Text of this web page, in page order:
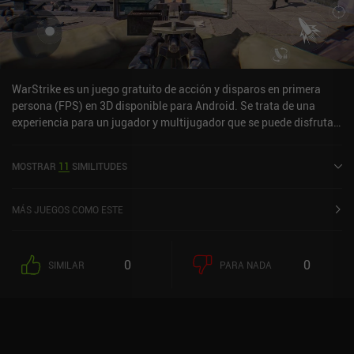
Blood Strike se monetiza a través de iAPs para cosméticos que no
proporcionan ninguna ventaja. Nos permiten desbloquear
accesorios de armas más rápido, pero no se tarda mucho en
conseguirlos con el juego.
WarStrike es un juego gratuito de acción y disparos en primera
persona (FPS) en 3D disponible para Android. Se trata de una
experiencia para un jugador y multijugador que se puede disfrutar
valoración de 3,7 sobre 5,0 en Google Play.
MOSTRAR 11 SIMILITUDES
MÁS JUEGOS COMO ESTE
SIMILAR 0 PARA NADA 0